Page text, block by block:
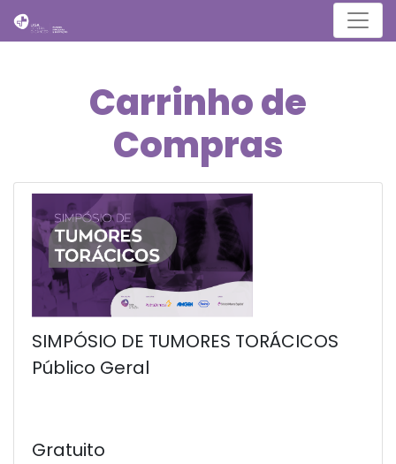
Menu
Carrinho de
Compras
SIMPÓSIO DE TUMORES TORÁCICOS
Público Geral
Gratuito